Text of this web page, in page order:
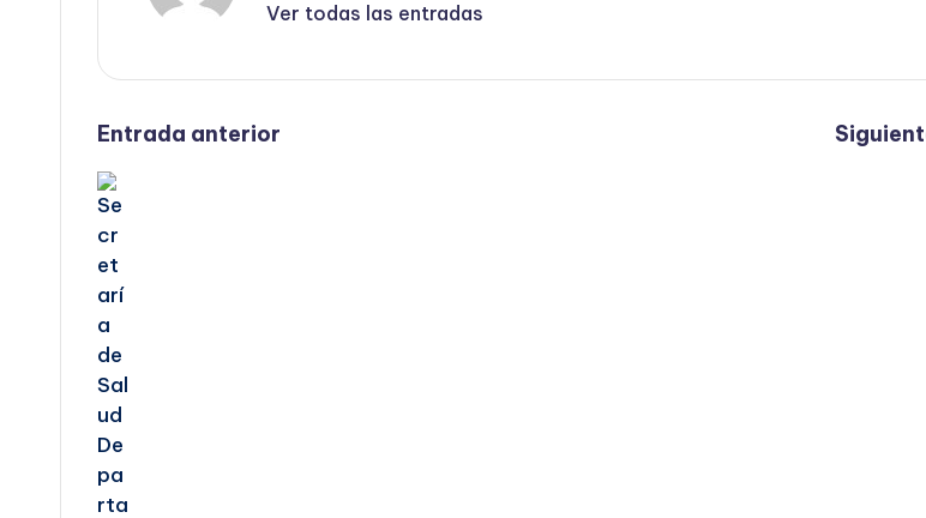
Ver todas las entradas
Navegación
de
entradas
Entrada anterior